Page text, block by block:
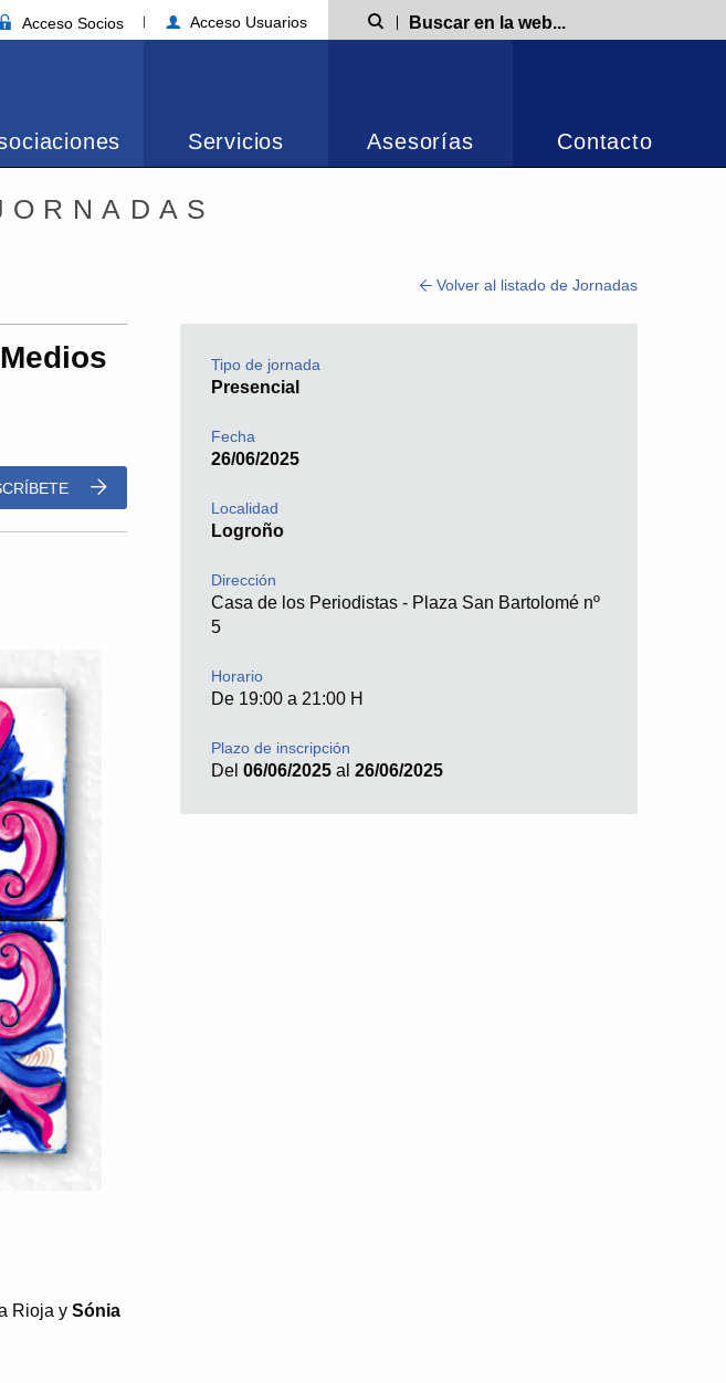
Acceso Socios Acceso Usuarios Búsqueda
Servicios Asesorías Contacto
Volver al listado de Jornadas
Tipo de jornada
Presencial
Fecha
26/06/2025
Localidad
Logroño
Dirección
Casa de los Periodistas - Plaza San Bartolomé nº
5
Horario
De 19:00 a 21:00 H
Plazo de inscripción
Del 06/06/2025al 26/06/2025
Rioja y Sónia